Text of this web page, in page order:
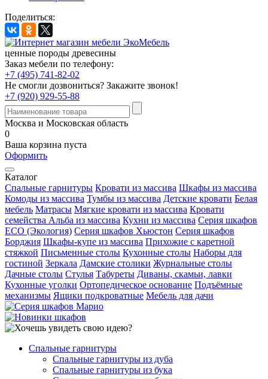
Поделиться:
ценные породы древесины
Заказ мебели по телефону:
+7 (495) 741-82-02
Не смогли дозвониться? Закажите звонок!
+7 (920) 929-55-88
Москва и Московская область
0
Ваша корзина пуста
Оформить
Каталог
Спальные гарнитуры Кровати из массива Шкафы из массива
Комоды из массива Тумбы из массива Детские кровати Белая
мебель Матрасы Мягкие кровати из массива Кровати
семейства Альба из массива Кухни из массива Серия шкафов
ECO (Экология) Серия шкафов Хьюстон Серия шкафов
Борджия Шкафы-купе из массива Прихожие с каретной
стяжкой Письменные столы Кухонные столы Наборы для
гостиной Зеркала Дамские столики Журнальные столы
Дачные столы Стулья Табуреты Диваны, скамьи, лавки
Кухонные уголки Ортопедическое основание Подъёмные
механизмы Ящики подкроватные Мебель для дачи
Спальные гарнитуры
Спальные гарнитуры из дуба
Спальные гарнитуры из бука